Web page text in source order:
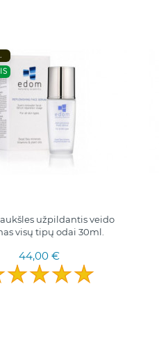
užpildantis veido
visų tipų odai 30ml.
44,00 €